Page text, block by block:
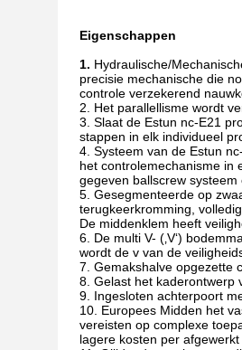
Eigenschappen
1. Hydraulische/
precisie mechanische die
controle verzekerend
2. Het parallellisme wordt
3. Slaat de Estun nc-E21
stappen in elk individueel
4. Systeem van de Estun
het controlemechanisme in
gegeven ballscrew
5. Gesegmenteerde op
terugkeerkromming,
De middenklem heeft
6. De multi V- (‚V‘)
wordt de v van de
7. Gemakshalve opgezette
8. Gelast het kaderontwerp
9. Ingesloten achterpoort
10. Europees Midden het
vereisten op complexe
lagere kosten per afgewerkt